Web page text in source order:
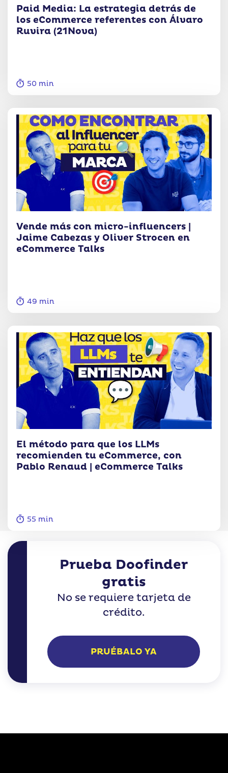
Paid Media: La estrategia detrás de
los eCommerce referentes con Álvaro
Ruvira (21Nova)
50 min
Vende más con micro-influencers |
Jaime Cabezas y Oliver Strocen en
eCommerce Talks
49 min
El método para que los LLMs
recomienden tu eCommerce, con
Pablo Renaud | eCommerce Talks
55 min
Prueba Doofinder
gratis
No se requiere tarjeta de
crédito.
PRUÉBALO YA